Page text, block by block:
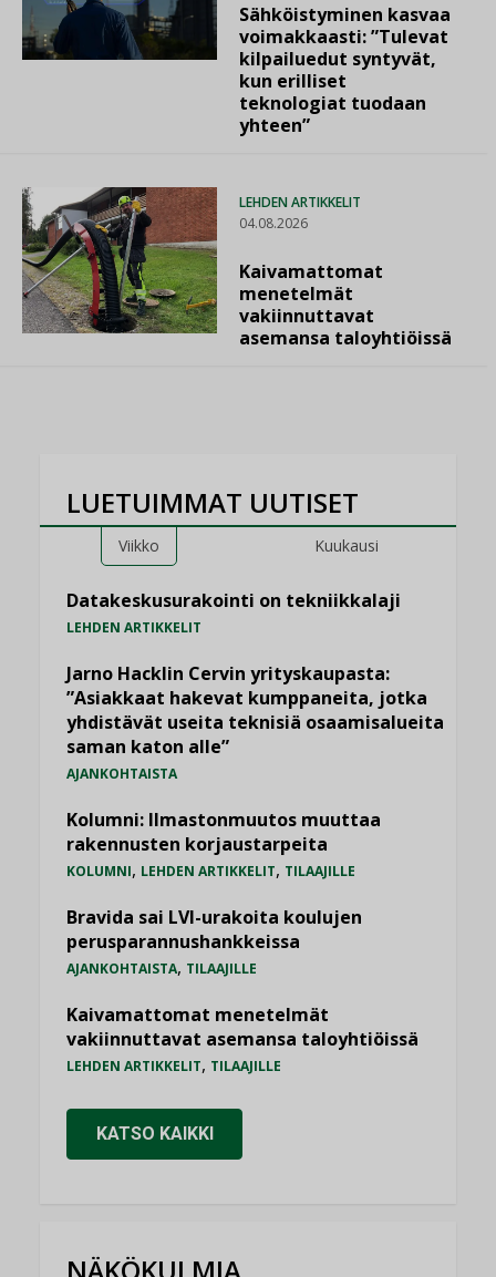
Sähköistyminen kasvaa
voimakkaasti: ”Tulevat
kilpailuedut syntyvät,
kun erilliset
teknologiat tuodaan
yhteen”
LEHDEN ARTIKKELIT
04.08.2026
Kaivamattomat
menetelmät
vakiinnuttavat
asemansa taloyhtiöissä
LUETUIMMAT UUTISET
Viikko Kuukausi
Datakeskusurakointi on tekniikkalaji
LEHDEN ARTIKKELIT
Jarno Hacklin Cervin yrityskaupasta:
”Asiakkaat hakevat kumppaneita, jotka
yhdistävät useita teknisiä osaamisalueita
saman katon alle”
AJANKOHTAISTA
Kolumni: Ilmastonmuutos muuttaa
rakennusten korjaustarpeita
KOLUMNI, LEHDEN ARTIKKELIT, TILAAJILLE
Bravida sai LVI-urakoita koulujen
perusparannushankkeissa
AJANKOHTAISTA, TILAAJILLE
Kaivamattomat menetelmät
vakiinnuttavat asemansa taloyhtiöissä
LEHDEN ARTIKKELIT, TILAAJILLE
KATSO KAIKKI